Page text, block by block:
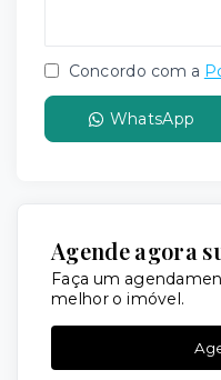
Concordo com a
WhatsApp
Agende agora
Faça um
melhor o imóvel.